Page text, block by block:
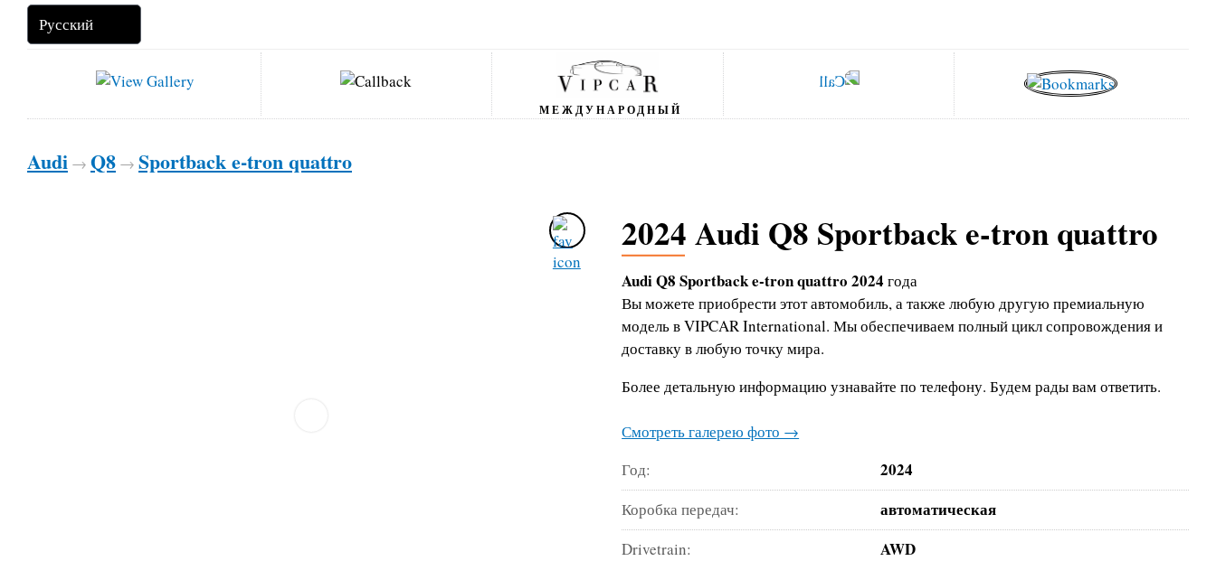
МЕЖДУНАРОДНЫЙ
Audi → Q8 → Sportback e-tron quattro
2024 Audi Q8 Sportback e-tron quattro
Audi Q8 Sportback e-tron quattro 2024 года
Вы можете приобрести этот автомобиль, а также любую другую премиальную
модель в VIPCAR International. Мы обеспечиваем полный цикл сопровождения и
доставку в любую точку мира.
Более детальную информацию узнавайте по телефону. Будем рады вам ответить.
Смотреть галерею фото →
Год:
2024
Коробка передач: автоматическая
Drivetrain: AWD